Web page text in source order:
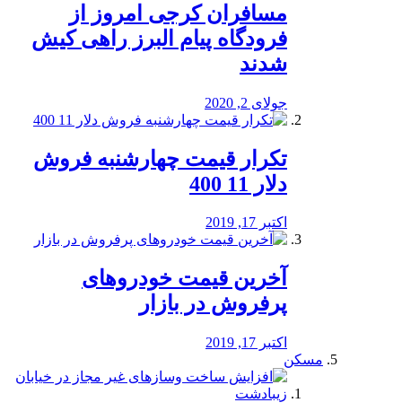
مسافران کرجی امروز از
فرودگاه پیام البرز راهی کیش
شدند
جولای 2, 2020
تکرار قیمت چهارشنبه فروش
دلار 11 400
اکتبر 17, 2019
آخرین قیمت خودرو‌های
پرفروش در بازار
اکتبر 17, 2019
مسکن